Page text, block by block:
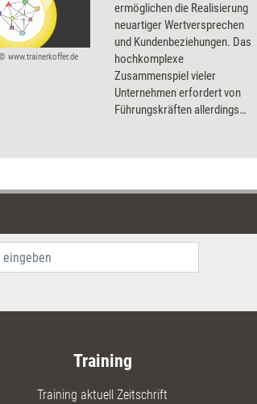
www.trainerkoffer.de
ermöglichen die Realisierung
neuartiger Wertversprechen
und Kundenbeziehungen. Das
hochkomplexe
Zusammenspiel vieler
Unternehmen erfordert von
Führungskräften allerdings
Denkhaltung in Ökosystemen
Training
Training aktuell Zeitschrift